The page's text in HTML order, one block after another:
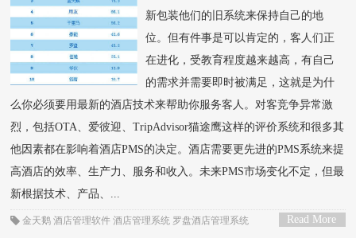
新包装他们的旧系统来保持自己的地
位。但有件事是可以肯定的，客人们正
在进化，受教育程度越来越高，有自己
的需求并需要即时被满足，这就是为什
么你必须要用最新的酒店技术来帮助你服务客人。对客竞争异常激
烈，包括OTA、爱彼迎、TripAdvisor猫途鹰这样的评价系统和很多其
他因素都在影响着酒店PMS的决定。酒店需要更先进的PMS系统来提
高酒店的效率、生产力、服务和收入。未来PMS市场变化不定，但最
新根据技术、产品、...
Read More
金天鹅 酒店管理软件 酒店管理系统 罗盘酒店管理系统